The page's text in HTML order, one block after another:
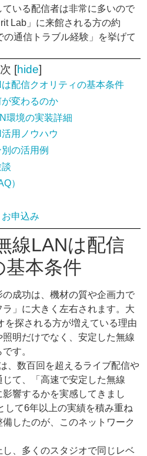
いる配信者は非常に多いので
Lab」に来館される方の約
通信トラブル経験」を挙げて
[hide]
配信クオリティの基本条件
変わるのか
環境の実装詳細
用ノウハウ
の活用例
）
申込み
線LANは配信
本条件
成功は、機材の質や企画力で
」に大きく左右されます。大
を探される方が増えている理由
明だけでなく、安定した無線
す。
、数百回を超えるライブ配信や
て、「高速で安定した無線
響するかを実感してきまし
して6年以上の実績を積み重ね
したのが、このネットワーク
、多くのスタジオで同じレベ